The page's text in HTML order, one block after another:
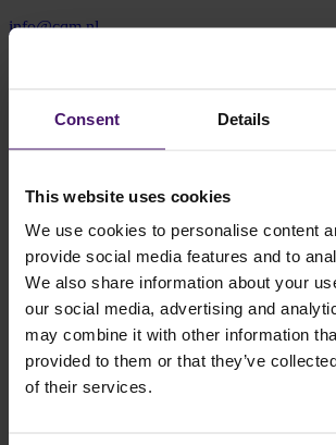
Consent Details
This website uses cookies
We use cookies to personalise content
provide social media features and to
We also share information about your
our social media, advertising and
may combine it with other information
provided to them or that they’ve
of their services.
info@cqm.nl
5616 RM Eindhoven
Routebeschrijving
Je kunt jouw auto parkeren op de besloten